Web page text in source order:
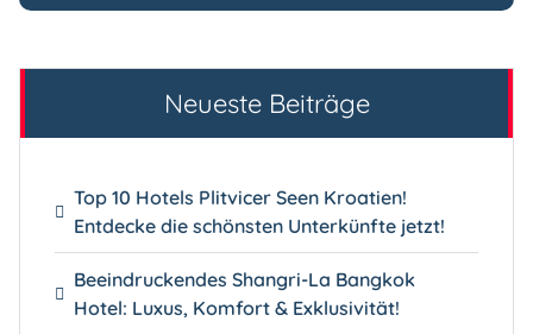
Neueste Beiträge
Top 10 Hotels Plitvicer Seen Kroatien!
Entdecke die schönsten Unterkünfte jetzt!
Beeindruckendes Shangri-La Bangkok
Hotel: Luxus, Komfort & Exklusivität!